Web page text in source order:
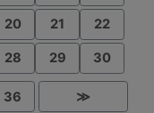
20 21 22
28 29 30
36 ≫